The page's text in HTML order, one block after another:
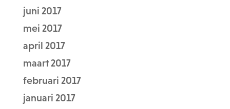
juni 2017
mei 2017
april 2017
maart 2017
februari 2017
januari 2017